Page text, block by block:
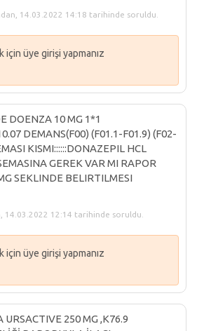
14.03.2022 14:18 tarihinde soruldu.
için üye girişi yapmanız
DOENZA 10 MG 1*1
DEMANS(F00) (F01.1-F01.9) (F02-
KISMI::::::DONAZEPIL HCL
GEREK VAR MI RAPOR
SEKLINDE BELIRTILMESI
14.03.2022 12:14 tarihinde soruldu.
için üye girişi yapmanız
URSACTIVE 250 MG ,K76.9